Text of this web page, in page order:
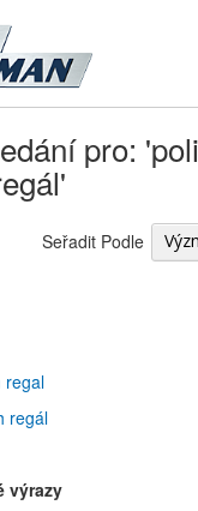
pro:
Seřadit Podle
regal
regál
výrazy